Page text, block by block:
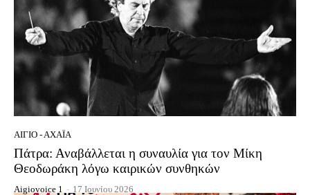
ΑΊΓΙΟ - ΑΧΑΪ́Α
Πάτρα: Αναβάλλεται η συναυλία για τον Μίκη
Θεοδωράκη λόγω καιρικών συνθηκών
Aigiovoice 1 - 17 Ιουνίου 2026